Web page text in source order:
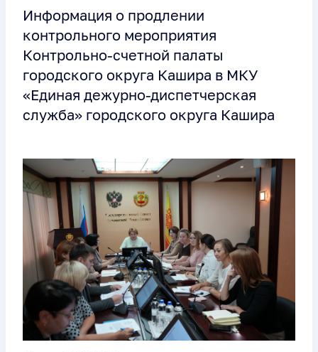
Информация о продлении
контрольного мероприятия
Контрольно-счетной палаты
городского округа Кашира в МКУ
«Единая дежурно-диспетчерская
служба» городского округа Кашира